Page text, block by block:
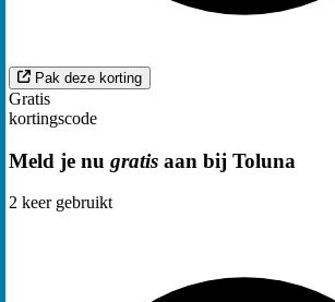
Pak deze korting
Gratis
kortingscode
Meld je nu gratis aan bij Toluna
2 keer gebruikt